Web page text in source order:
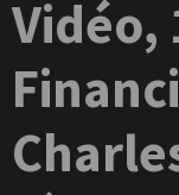
Vidéo,